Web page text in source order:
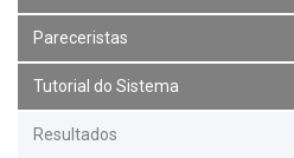
Pareceristas
Tutorial do Sistema
Resultados